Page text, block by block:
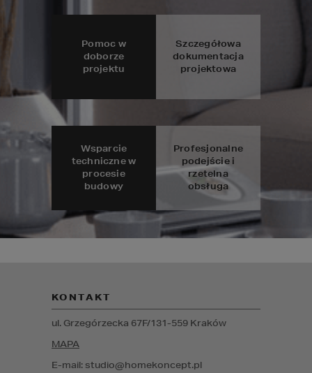
Pomoc w
doborze
projektu
Szczegółowa
dokumentacja
projektowa
Wsparcie
techniczne w
procesie
budowy
Profesjonalne
podejście i
rzetelna
obsługa
KONTAKT
E-mail: studio@homekoncept.pl
ul. Grzegórzecka 67F/131-559 Kraków
MAPA